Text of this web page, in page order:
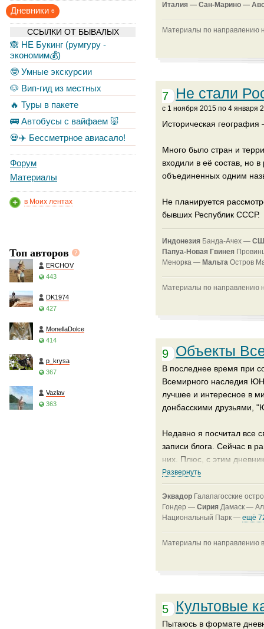
Дневники 6
ССЫЛКИ ОТ БЫВАЛЫХ
🙈 НЕ Букинг (румгуру -
экономим💰)
🤓 Умные экскурсии
🐶 Вип-гид из местных
🔥 Туры в пакете
🚌 Автобусы с вайфаем 🐷
💀✈️ Бессметрное авиасало!
Форум
Материалы
в Моих лентах
Топ авторов
ERCHOV
443
DK1974
427
MonellaDolce
414
p_krysa
367
Vazlav
363
Италия — Сан-Марино —
Материалы по направлению
Не стали
7
c 1 ноября 2015 по 4 января
Историческая
Много было стран и
входили в её состав, но
объединенных одним
Не планируется
бывших Республик СССР.
Индонезия Банда-Ачех —
Папуа-Новая Гвинея
Менорка — Мальта Остров
Материалы по направлению
Объекты
9
В последнее время при
Всемирного наследия
лучшее и интересное в
донбасскими друзьями,
Недавно я посчитал все
записи блога. Сейчас в
них. Плюс, с этим
списка.
P.S. Если "Памятник
просматривается два:
личные дневники
Развернуть
Эквадор Галапагосские
Гондер — Сирия Дамаск —
Национальный Парк — ещё
Материалы по направлению
Культовые
5
Пытаюсь в формате